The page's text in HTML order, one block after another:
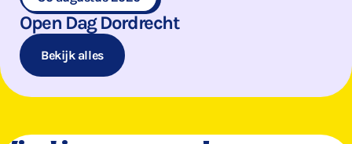
Open Dag Dordrecht
Bekijk alles